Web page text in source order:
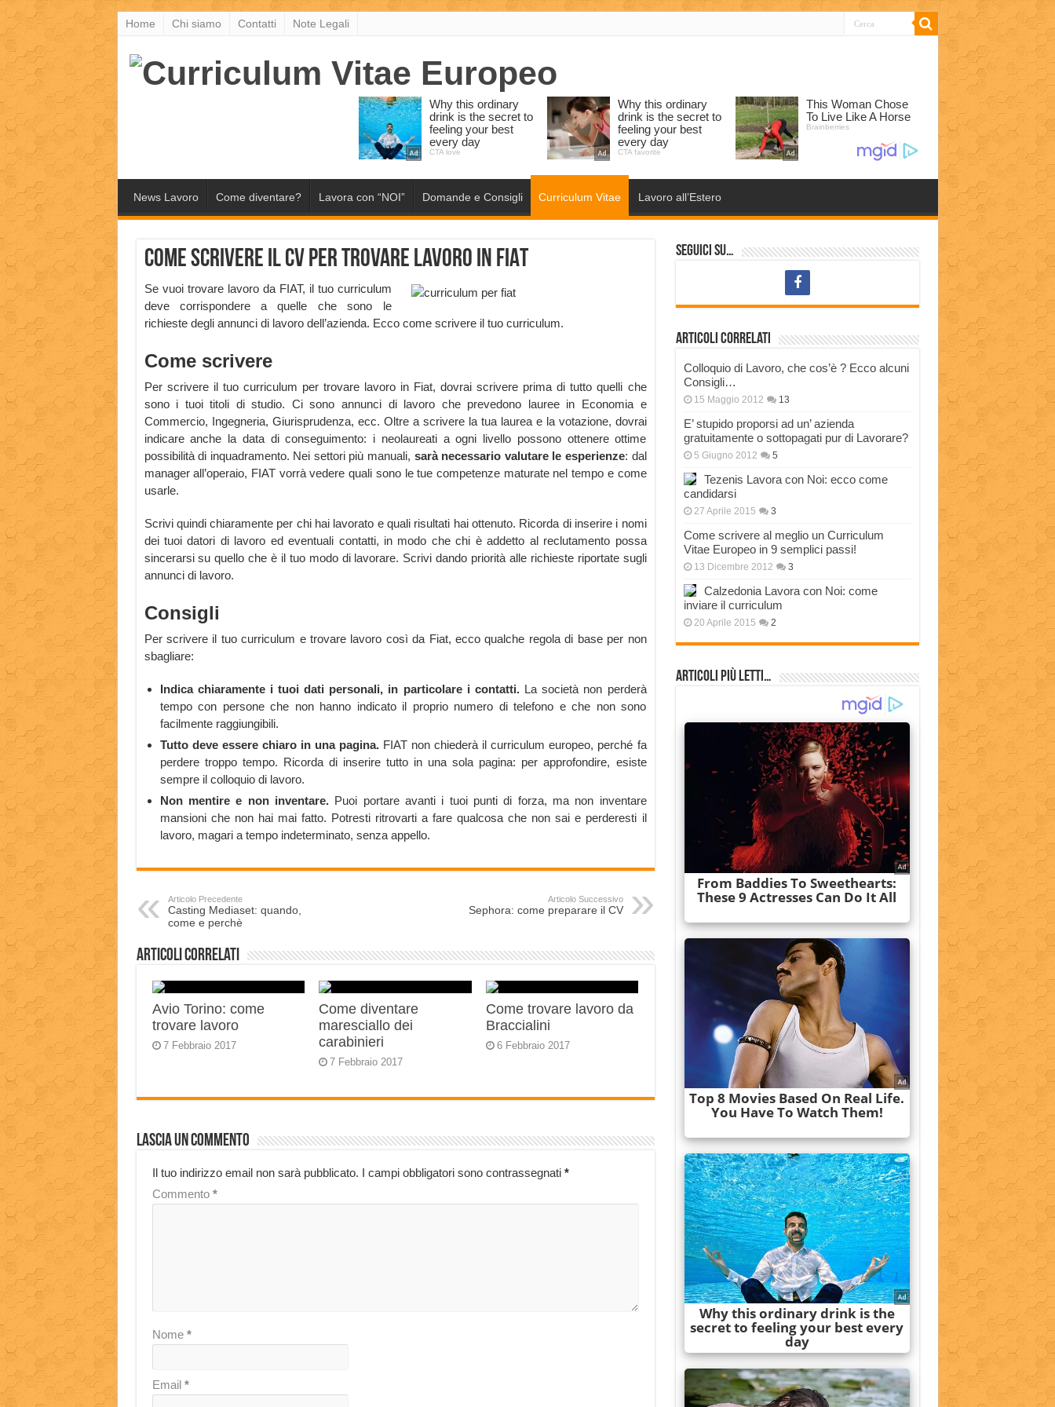
Home Chi siamo Contatti Note Legali
News Lavoro Come diventare? Lavora con “NOI” Domande e Consigli Curriculum Vitae Lavoro all’Estero
Come scrivere il CV per trovare lavoro in FIAT
Se vuoi trovare lavoro da FIAT, il tuo curriculum
deve corrispondere a quelle che sono le
richieste degli annunci di lavoro dell’azienda. Ecco come scrivere il tuo curriculum.
Come scrivere
Per scrivere il tuo curriculum per trovare lavoro in Fiat, dovrai scrivere prima di tutto quelli che
sono i tuoi titoli di studio. Ci sono annunci di lavoro che prevedono lauree in Economia e
Commercio, Ingegneria, Giurisprudenza, ecc. Oltre a scrivere la tua laurea e la votazione, dovrai
indicare anche la data di conseguimento: i neolaureati a ogni livello possono ottenere ottime
possibilità di inquadramento. Nei settori più manuali, sarà necessario valutare le esperienze: dal
manager all’operaio, FIAT vorrà vedere quali sono le tue competenze maturate nel tempo e come
usarle.
Scrivi quindi chiaramente per chi hai lavorato e quali risultati hai ottenuto. Ricorda di inserire i nomi
dei tuoi datori di lavoro ed eventuali contatti, in modo che chi è addetto al reclutamento possa
sincerarsi su quello che è il tuo modo di lavorare. Scrivi dando priorità alle richieste riportate sugli
annunci di lavoro.
Consigli
Per scrivere il tuo curriculum e trovare lavoro così da Fiat, ecco qualche regola di base per non
sbagliare:
Indica chiaramente i tuoi dati personali, in particolare i contatti. La società non perderà
tempo con persone che non hanno indicato il proprio numero di telefono e che non sono
facilmente raggiungibili.
Tutto deve essere chiaro in una pagina. FIAT non chiederà il curriculum europeo, perché fa
perdere troppo tempo. Ricorda di inserire tutto in una sola pagina: per approfondire, esiste
sempre il colloquio di lavoro.
Non mentire e non inventare. Puoi portare avanti i tuoi punti di forza, ma non inventare
mansioni che non hai mai fatto. Potresti ritrovarti a fare qualcosa che non sai e perderesti il
lavoro, magari a tempo indeterminato, senza appello.
Articolo Precedente
Casting Mediaset: quando,
come e perchè
Articolo Successivo
Sephora: come preparare il CV
Articoli correlati
Avio Torino: come
trovare lavoro
7 Febbraio 2017
Come diventare
maresciallo dei
carabinieri
7 Febbraio 2017
Come trovare lavoro da
Braccialini
6 Febbraio 2017
Lascia un commento
Il tuo indirizzo email non sarà pubblicato. I campi obbligatori sono contrassegnati *
Commento *
Nome *
Email *
Seguici su…
Articoli correlati
Colloquio di Lavoro, che cos’è ? Ecco alcuni
Consigli…
15 Maggio 2012 13
E’ stupido proporsi ad un’ azienda
gratuitamente o sottopagati pur di Lavorare?
5 Giugno 2012 5
Tezenis Lavora con Noi: ecco come
candidarsi
27 Aprile 2015 3
Come scrivere al meglio un Curriculum
Vitae Europeo in 9 semplici passi!
13 Dicembre 2012 3
Calzedonia Lavora con Noi: come
inviare il curriculum
20 Aprile 2015 2
Articoli più Letti…